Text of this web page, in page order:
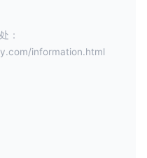
：
information.html